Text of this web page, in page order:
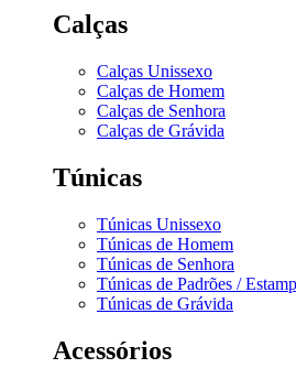
Calças
Calças Unissexo
Calças de Homem
Calças de Senhora
Calças de Grávida
Túnicas
Túnicas Unissexo
Túnicas de Homem
Túnicas de Senhora
Túnicas de Padrões /
Túnicas de Grávida
Acessórios